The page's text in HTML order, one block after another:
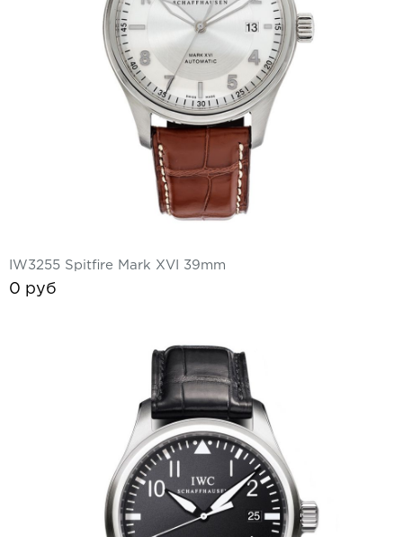
IW3255 Spitfire Mark XVI 39mm
0 руб
Ремешки для часов Bulgari
Ремешки для часов Cartier
Ремешки для часов Chopard
Ремешки для часов Corum
Ремешки для часов Daniel Roth
Ремешки для часов De Bethune
Ремешки для часов Dewitt
Ремешки для часов Franck Muller
Ремешки для часов Frederique
Ремешки для Carl F. Bucherer
Ремешки для часов Gerald Genta